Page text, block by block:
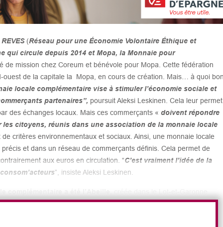
(Réseau pour une Économie Volontaire Éthique et
qui circule depuis 2014 et Mopa, la Monnaie pour
de mission chez Coreum et bénévole pour Mopa. Cette fédération
ouest de la capitale la Mopa, en cours de création. Mais… à quoi
locale complémentaire vise à stimuler l’économie sociale et
partenaires”, poursuit Aleksi Leskinen. Cela leur permet
des échanges locaux. Mais ces commerçants « doivent répondre
les citoyens, réunis dans une association de la monnaie locale
de critères environnementaux et sociaux. Ainsi, une monnaie locale
et dans un réseau de commerçants définis. Cela permet de
aux euros en circulation. “C’est vraiment l’idée de la
”, insiste Aleksi Leskinen.
Aujourd’hui, la quasi-totalité des régions françaises sont